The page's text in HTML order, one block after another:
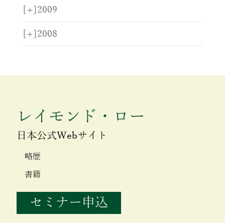
[+] 2009
[+] 2008
レイモンド・ロー
日本公式Webサイト
略歴
書籍
セミナー申込